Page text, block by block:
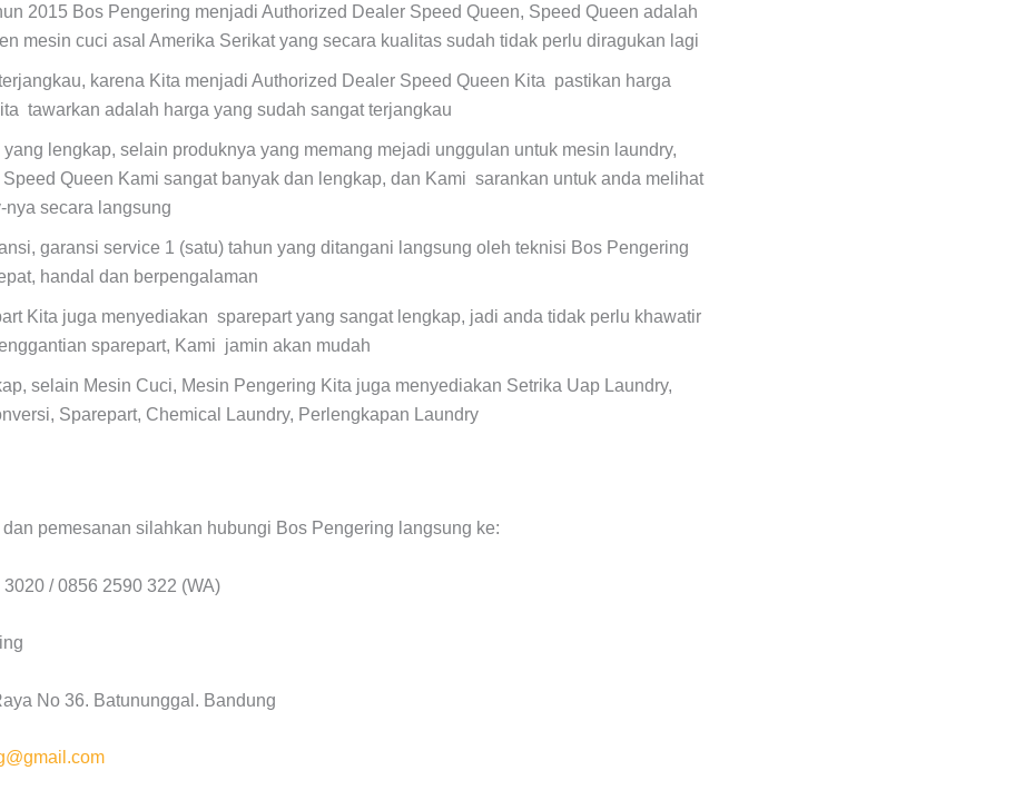
2015 Bos Pengering menjadi Authorized Dealer Speed Queen, Speed Queen adalah
mesin cuci asal Amerika Serikat yang secara kualitas sudah tidak perlu diragukan lagi
karena Kita menjadi Authorized Dealer Speed Queen Kita pastikan harga
tawarkan adalah harga yang sudah sangat terjangkau
yang lengkap, selain produknya yang memang mejadi unggulan untuk mesin laundry,
Speed Queen Kami sangat banyak dan lengkap, dan Kami sarankan untuk anda melihat
nya secara langsung
garansi service 1 (satu) tahun yang ditangani langsung oleh teknisi Bos Pengering
handal dan berpengalaman
Kita juga menyediakan sparepart yang sangat lengkap, jadi anda tidak perlu khawatir
sparepart, Kami jamin akan mudah
selain Mesin Cuci, Mesin Pengering Kita juga menyediakan Setrika Uap Laundry,
Sparepart, Chemical Laundry, Perlengkapan Laundry
pemesanan silahkan hubungi Bos Pengering langsung ke:
/ 0856 2590 322 (WA)
No 36. Batununggal. Bandung